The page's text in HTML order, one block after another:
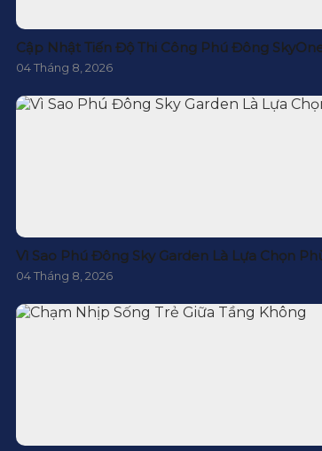
Cập Nhật Tiến Độ Thi Công Phú Đông
04 Tháng 8, 2026
Vì Sao Phú Đông Sky Garden Là Lựa Chọn
04 Tháng 8, 2026